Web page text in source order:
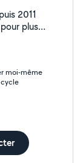
plus
moi-même